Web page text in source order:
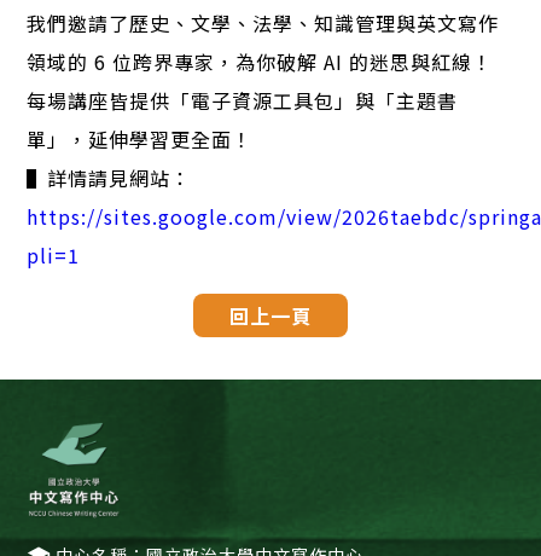
我們邀請了歷史、文學、法學、知識管理與英文寫作
領域的 6 位跨界專家，為你破解 AI 的迷思與紅線！
每場講座皆提供「電子資源工具包」與「主題書
單」，延伸學習更全面！
▌詳情請見網站：
https://sites.google.com/view/2026taebdc/
pli=1
回上一頁